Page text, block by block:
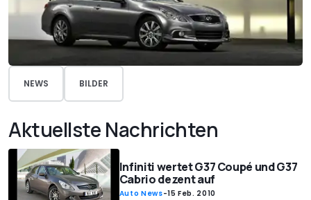
NEWS BILDER
Aktuellste Nachrichten
Infiniti wertet G37 Coupé und G37
Cabrio dezent auf
Auto News-15 Feb. 2010